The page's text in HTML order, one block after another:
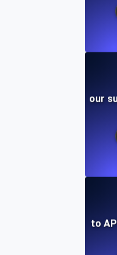
étape par étape pour
Guide to